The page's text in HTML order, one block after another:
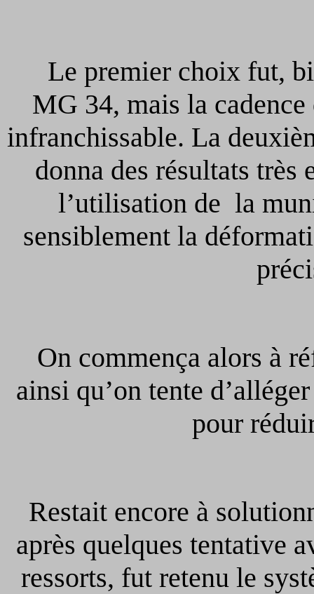
Le premier choix fut,
MG 34, mais la cadence
infranchissable. La
donna des résultats très
l’utilisation de la
sensiblement la
On commença alors à
ainsi qu’on tente
pour
Restait encore à
après quelques tentative
ressorts, fut retenu le